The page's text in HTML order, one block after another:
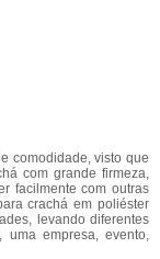
comodidade, visto que
com grande firmeza,
facilmente com outras
crachá em poliéster
levando diferentes
uma empresa, evento,